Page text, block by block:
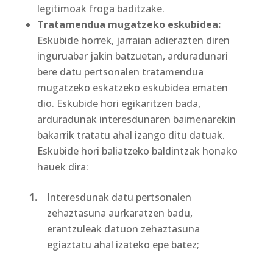
legitimoak froga baditzake.
Tratamendua mugatzeko eskubidea:
Eskubide horrek, jarraian adierazten diren
inguruabar jakin batzuetan, arduradunari
bere datu pertsonalen tratamendua
mugatzeko eskatzeko eskubidea ematen
dio. Eskubide hori egikaritzen bada,
arduradunak interesdunaren baimenarekin
bakarrik tratatu ahal izango ditu datuak.
Eskubide hori baliatzeko baldintzak honako
hauek dira:
Interesdunak datu pertsonalen
zehaztasuna aurkaratzen badu,
erantzuleak datuon zehaztasuna
egiaztatu ahal izateko epe batez;